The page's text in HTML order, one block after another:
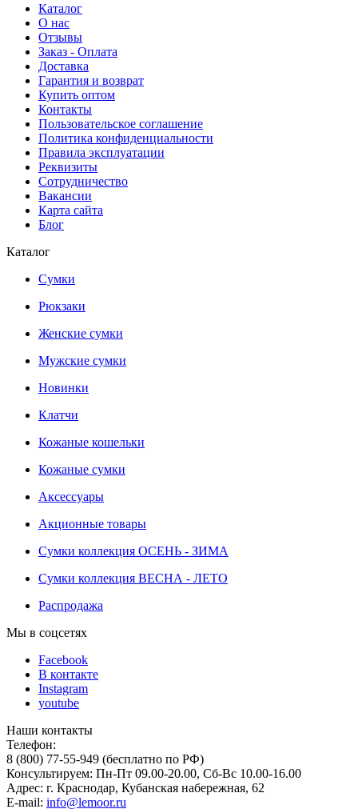
Каталог
О нас
Отзывы
Заказ - Оплата
Доставка
Гарантия и возврат
Купить оптом
Контакты
Пользовательское соглашение
Политика конфиденциальности
Правила эксплуатации
Реквизиты
Сотрудничество
Вакансии
Карта сайта
Блог
Каталог
Сумки
Рюкзаки
Женские сумки
Мужские сумки
Новинки
Клатчи
Кожаные кошельки
Кожаные сумки
Аксессуары
Акционные товары
Сумки коллекция ОСЕНЬ - ЗИМА
Сумки коллекция ВЕСНА - ЛЕТО
Распродажа
Мы в соцсетях
Facebook
В контакте
Instagram
youtube
Наши контакты
Телефон:
8 (800) 77-55-949 (бесплатно по РФ)
Консультируем: Пн-Пт 09.00-20.00, Сб-Вс 10.00-16.00
Адрес: г. Краснодар, Кубанская набережная, 62
E-mail: info@lemoor.ru